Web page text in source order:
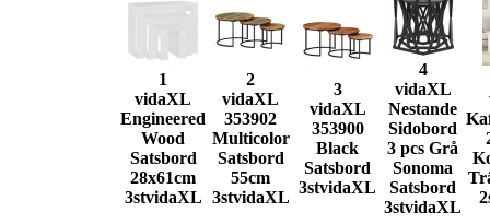
1
vidaXL
Engineered
Wood
Satsbord
28x61cm
3stvidaXL
2
vidaXL
353902
Multicolor
Satsbord
55cm
3stvidaXL
3
vidaXL
353900
Black
Satsbord
3stvidaXL
4
vidaXL
Nestande
Sidobord
3 pcs Grå
Sonoma
Satsbord
3stvidaXL